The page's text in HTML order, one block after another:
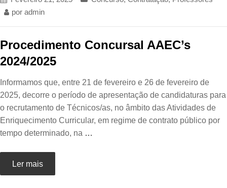
por admin
Procedimento Concursal AAEC’s
2024/2025
Informamos que, entre 21 de fevereiro e 26 de fevereiro de
2025, decorre o período de apresentação de candidaturas para
o recrutamento de Técnicos/as, no âmbito das Atividades de
Enriquecimento Curricular, em regime de contrato público por
tempo determinado, na …
Ler mais